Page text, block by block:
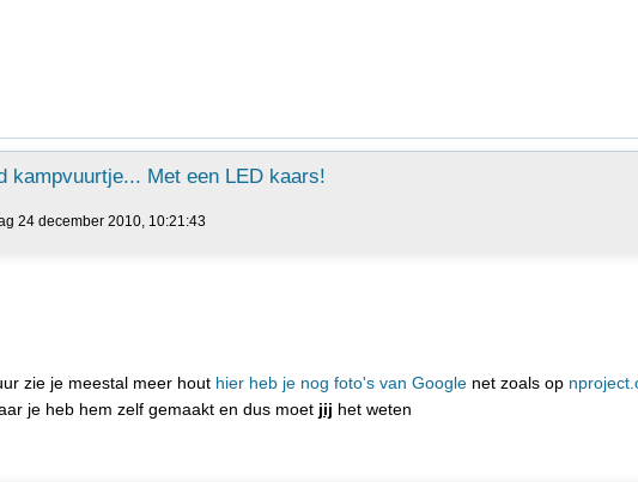
kampvuurtje... Met een LED kaars!
24 december 2010, 10:21:43
zie je meestal meer hout hier heb je nog foto's van Google net zoals op
je heb hem zelf gemaakt en dus moet jij het weten